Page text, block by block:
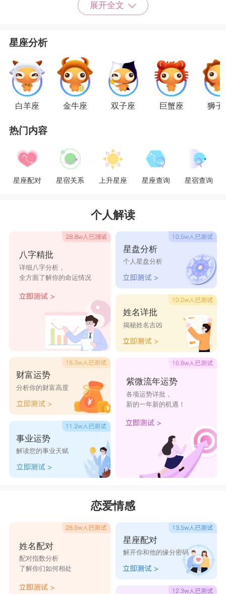
需要注意的是，两个撒欢的小野马，特别是白
冷静的一面将会派上用场，既不会让白羊男丢了面
子，又能巧妙的避免世界大战的发生。但是要想相
处的和谐，白羊男还是要做爱情里面的付出者，两
人就各退一步，才能海阔天空哦。
展开全文
星座分析
白羊座 金牛座 双子座 巨蟹座 狮子
热门内容
星座配对 星宿关系 上升星座 星座查询 星宿查询
个人解读
八字精批
详细八字分析，
全方面了解你的命运情况
财富运势
分析你的财富高度
事业运势
解读您的事业天赋
星盘分析
个人星盘分析
姓名详批
揭秘姓名吉凶
紫微流年运势
各项运势详批，
新的一年新的机遇！
恋爱情感
姓名配对
配对指数分析
了解你们如何相处
星座配对
解开你和他的缘分密码